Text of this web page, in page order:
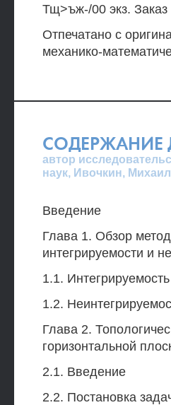
Тщ>ъж-/00 экз. Заказ
Отпечатано с
механико-
СОДЕРЖАНИЕ
автор
наук, Ивочкин,
Введение
Глава 1. Обзор
интегрируемости и
1.1.
1.2.
Глава 2.
горизонтальной
2.1. Введение
2.2. Постановка